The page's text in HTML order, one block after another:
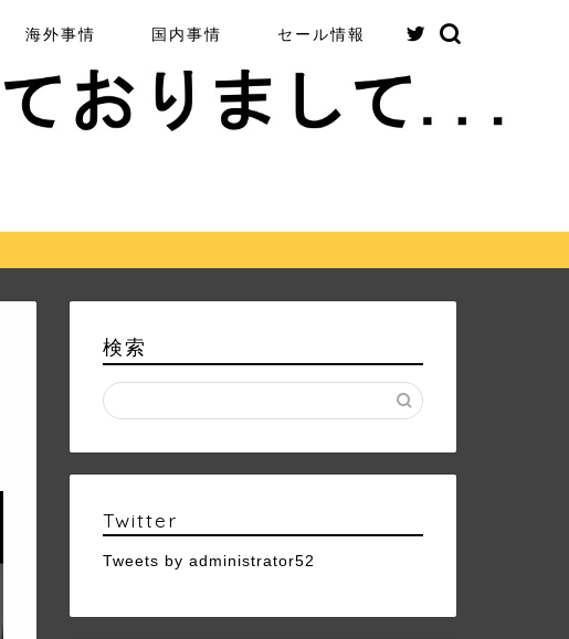
海外事情 国内事情 セール情報
検索
Twitter
Tweets by administrator52